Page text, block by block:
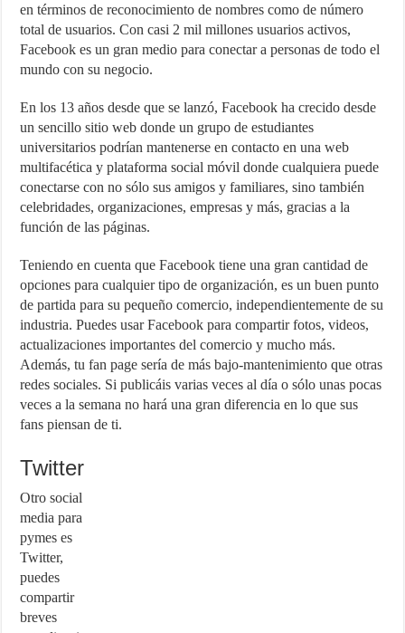
en términos de reconocimiento de nombres como de número
total de usuarios. Con casi 2 mil millones usuarios activos,
Facebook es un gran medio para conectar a personas de todo el
mundo con su negocio.
En los 13 años desde que se lanzó, Facebook ha crecido desde
un sencillo sitio web donde un grupo de estudiantes
universitarios podrían mantenerse en contacto en una web
multifacética y plataforma social móvil donde cualquiera puede
conectarse con no sólo sus amigos y familiares, sino también
celebridades, organizaciones, empresas y más, gracias a la
función de las páginas.
Teniendo en cuenta que Facebook tiene una gran cantidad de
opciones para cualquier tipo de organización, es un buen punto
de partida para su pequeño comercio, independientemente de su
industria. Puedes usar Facebook para compartir fotos, videos,
actualizaciones importantes del comercio y mucho más.
Además, tu fan page sería de más bajo-mantenimiento que otras
redes sociales. Si publicáis varias veces al día o sólo unas pocas
veces a la semana no hará una gran diferencia en lo que sus
fans piensan de ti.
Twitter
Otro social
media para
pymes es
Twitter,
puedes
compartir
breves